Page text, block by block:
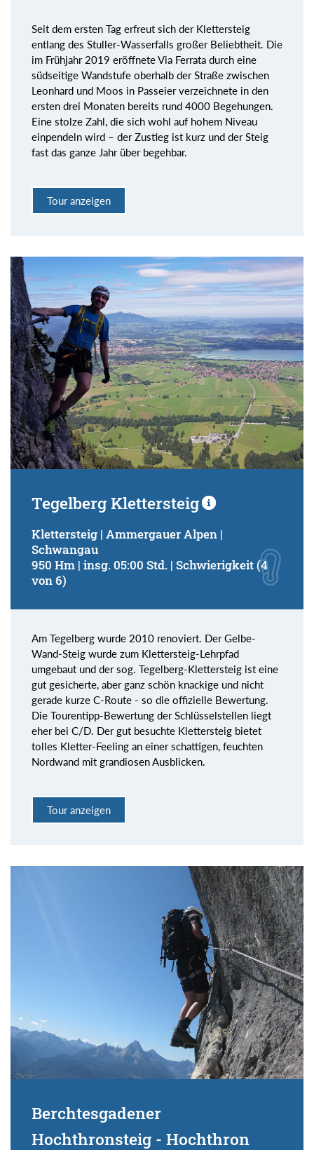
Seit dem ersten Tag erfreut sich der Klettersteig
entlang des Stuller-Wasserfalls großer Beliebtheit. Die
im Frühjahr 2019 eröffnete Via Ferrata durch eine
südseitige Wandstufe oberhalb der Straße zwischen
Leonhard und Moos in Passeier verzeichnete in den
ersten drei Monaten bereits rund 4000 Begehungen.
Eine stolze Zahl, die sich wohl auf hohem Niveau
einpendeln wird – der Zustieg ist kurz und der Steig
fast das ganze Jahr über begehbar.
Tour anzeigen
Tegelberg Klettersteig
Klettersteig | Ammergauer Alpen |
Schwangau
950 Hm | insg. 05:00 Std. | Schwierigkeit (4
von 6)
Am Tegelberg wurde 2010 renoviert. Der Gelbe-
Wand-Steig wurde zum Klettersteig-Lehrpfad
umgebaut und der sog. Tegelberg-Klettersteig ist eine
gut gesicherte, aber ganz schön knackige und nicht
gerade kurze C-Route - so die offizielle Bewertung.
Die Tourentipp-Bewertung der Schlüsselstellen liegt
eher bei C/D. Der gut besuchte Klettersteig bietet
tolles Kletter-Feeling an einer schattigen, feuchten
Nordwand mit grandiosen Ausblicken.
Tour anzeigen
Berchtesgadener
Hochthronsteig - Hochthron